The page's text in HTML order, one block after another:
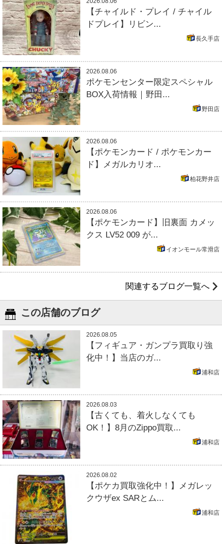
【チャイルド・プレイ / チャイル
ドプレイ】リビン...
長久手店
2026.08.06
ポケモンセンター限定スペシャル
BOX入荷情報｜野田...
野田店
2026.08.06
【ポケモンカード / ポケモンカー
ド】メガルカリオ...
柏花野井店
2026.08.06
【ポケモンカード】旧裏面 カメッ
クス LV52 009 が...
イオンモール常滑店
関連するブログ一覧へ
この店舗のブログ
2026.08.05
【フィギュア・ガンプラ買取り強
化中！】当店のガ...
浦和店
2026.08.03
【古くても、着火しなくても
OK！】8月のZippo買取...
浦和店
2026.08.02
【ポケカ買取強化中！】メガレッ
クウザex SARとム...
浦和店